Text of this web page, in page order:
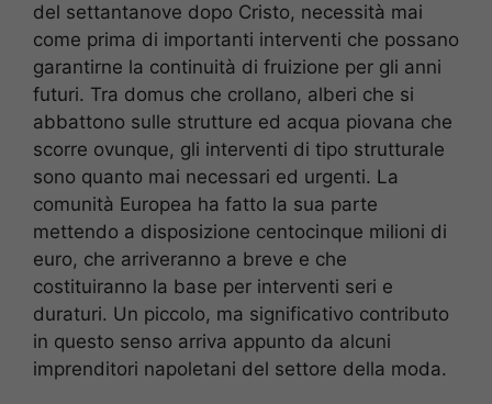
del settantanove dopo Cristo, necessità mai
come prima di importanti interventi che possano
garantirne la continuità di fruizione per gli anni
futuri. Tra domus che crollano, alberi che si
abbattono sulle strutture ed acqua piovana che
scorre ovunque, gli interventi di tipo strutturale
sono quanto mai necessari ed urgenti. La
comunità Europea ha fatto la sua parte
mettendo a disposizione centocinque milioni di
euro, che arriveranno a breve e che
costituiranno la base per interventi seri e
duraturi. Un piccolo, ma significativo contributo
in questo senso arriva appunto da alcuni
imprenditori napoletani del settore della moda.